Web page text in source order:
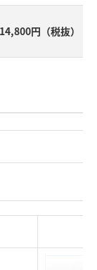
14,800円（税抜）